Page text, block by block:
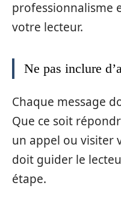
professionnalisme
votre lecteur.
Ne pas inclure
Chaque message
Que ce soit
un appel ou visiter
doit guider le
étape.